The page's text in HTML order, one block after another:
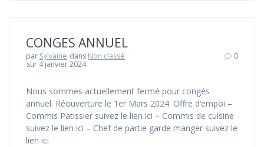
CONGES ANNUEL
par Sylvaine dans Non classé
sur 4 janvier 2024
0
Nous sommes actuellement fermé pour congés
annuel. Réouverture le 1er Mars 2024. Offre d’empoi –
Commis Patissier suivez le lien ici – Commis de cuisine
suivez le lien ici – Chef de partie garde manger suivez le
lien ici